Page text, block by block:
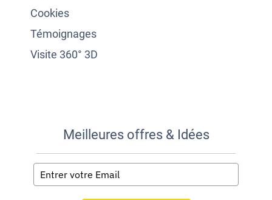
Cookies
Témoignages
Visite 360° 3D
Meilleures offres & Idées